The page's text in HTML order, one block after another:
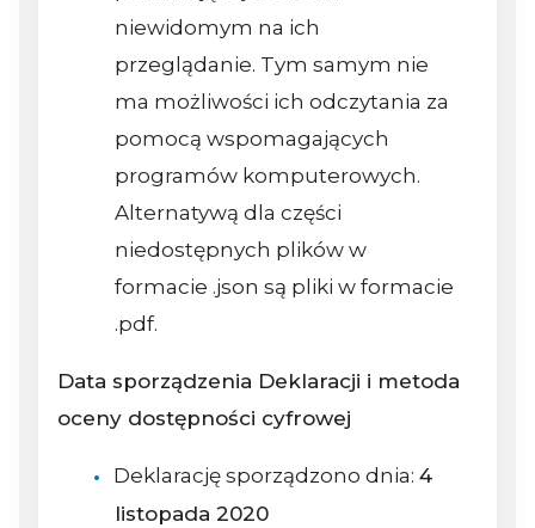
niewidomym na ich
przeglądanie. Tym samym nie
ma możliwości ich odczytania za
pomocą wspomagających
programów komputerowych.
Alternatywą dla części
niedostępnych plików w
formacie .json są pliki w formacie
.pdf.
Data sporządzenia Deklaracji i metoda
oceny dostępności cyfrowej
Deklarację sporządzono dnia: 4
listopada 2020